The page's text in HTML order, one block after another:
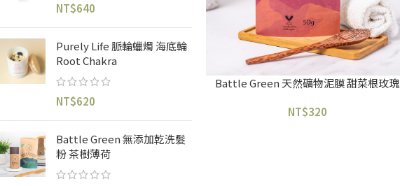
NT$640
Purely Life 脈輪蠟燭 海底輪
Root Chakra
NT$620
Battle Green 無添加乾洗髮
粉 茶樹薄荷
Battle Green 天然礦物泥膜 甜菜根玫瑰
NT$320